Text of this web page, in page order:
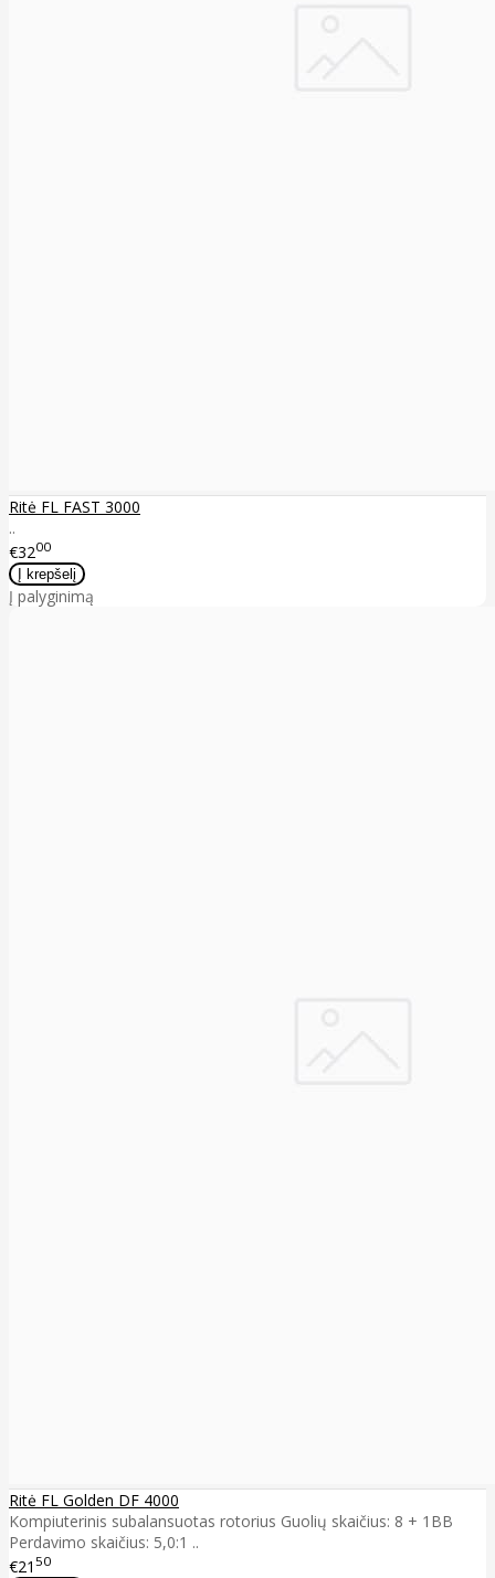
Ritė FL FAST 3000
..
€3200
Į palyginimą
Ritė FL Golden DF 4000
Kompiuterinis subalansuotas rotorius Guolių skaičius: 8 + 1BB
Perdavimo skaičius: 5,0:1 ..
€21 50